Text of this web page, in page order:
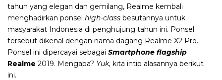
tahun yang elegan dan gemilang, Realme kembali
menghadirkan ponsel high-class besutannya untuk
masyarakat Indonesia di penghujung tahun ini. Ponsel
tersebut dikenal dengan nama dagang Realme X2 Pro.
Ponsel ini dipercayai sebagai Smartphone flagship
Realme 2019. Mengapa? Yuk, kita intip alasannya berikut
ini.